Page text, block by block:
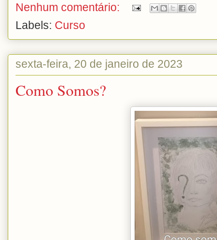
Nenhum comentário:
Labels: Curso
sexta-feira, 20 de janeiro de 2023
Como Somos?